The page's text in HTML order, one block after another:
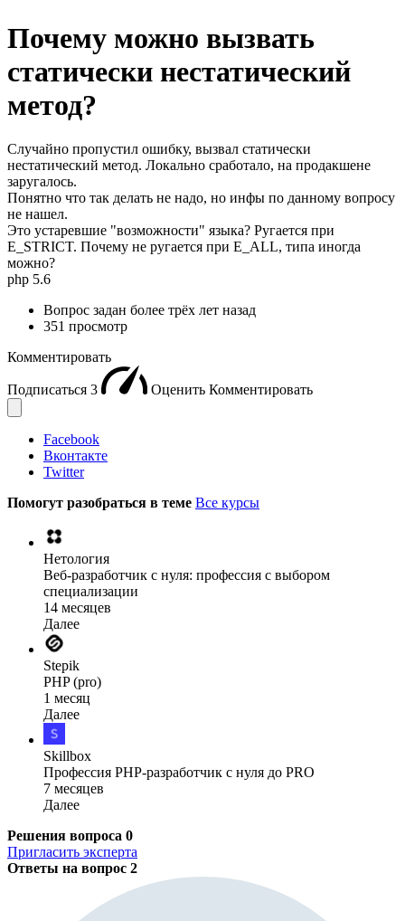
Почему можно вызвать
статически нестатический
метод?
Случайно пропустил ошибку, вызвал статически
нестатический метод. Локально сработало, на продакшене
заругалось.
Понятно что так делать не надо, но инфы по данному вопросу
не нашел.
Это устаревшие "возможности" языка? Ругается при
E_STRICT. Почему не ругается при E_ALL, типа иногда
можно?
php 5.6
Вопрос задан более трёх лет назад
351 просмотр
Комментировать
Подписаться 3 Оценить Комментировать
Facebook
Вконтакте
Twitter
Помогут разобраться в теме Все курсы
Нетология
Веб-разработчик с нуля: профессия с выбором
специализации
14 месяцев
Далее
Stepik
PHP (pro)
1 месяц
Далее
Skillbox
Профессия PHP-разработчик с нуля до PRO
7 месяцев
Далее
Решения вопроса 0
Пригласить эксперта
Ответы на вопрос 2